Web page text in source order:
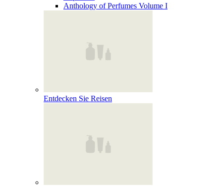
Anthology of Perfumes Volume I
Entdecken Sie Reisen